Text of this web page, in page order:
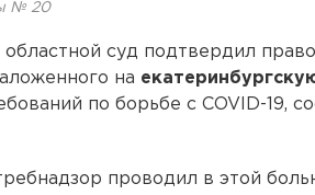
№ 20
суд подтвердил
на
по борьбе с COVID-19,
проводил в этой